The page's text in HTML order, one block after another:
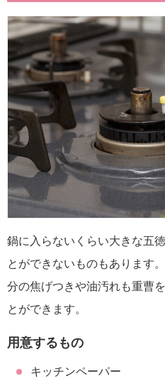
鍋に入らないくらい大きな五
とができないものもあります
分の焦げつきや油汚れも重曹
とができます。
用意するもの
キッチンペーパー